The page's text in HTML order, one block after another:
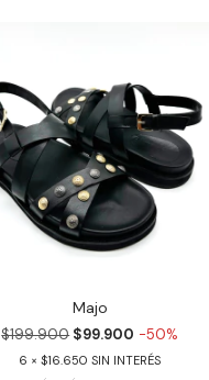
Majo
$199.900 $99.900 -50%
6
$16.650